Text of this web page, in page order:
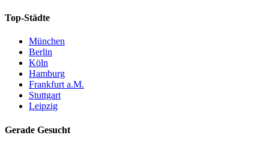
Top-Städte
München
Berlin
Köln
Hamburg
Frankfurt a.M.
Stuttgart
Leipzig
Gerade Gesucht